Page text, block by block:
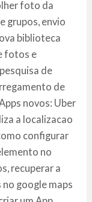
foto da
grupos, envio
biblioteca
fotos e
de
de
novos: Uber
a localizacao
configurar
no
recuperar a
no google maps